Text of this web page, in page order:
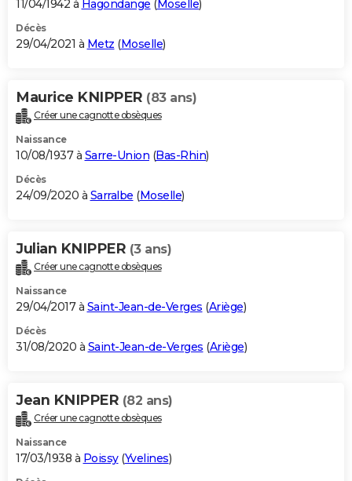
11/04/1942 à Hagondange ( Moselle)
Décès
29/04/2021 à Metz (Moselle)
Maurice KNIPPER (83 ans)
Créer une cagnotte obsèques
Naissance
10/08/1937 à Sarre-Union (Bas-Rhin)
Décès
24/09/2020 à Sarralbe (Moselle)
Julian KNIPPER (3 ans)
Créer une cagnotte obsèques
Naissance
29/04/2017 à Saint-Jean-de-Verges (Ariège)
Décès
31/08/2020 à Saint-Jean-de-Verges (Ariège)
Jean KNIPPER (82 ans)
Créer une cagnotte obsèques
Naissance
17/03/1938 à Poissy(Yvelines)